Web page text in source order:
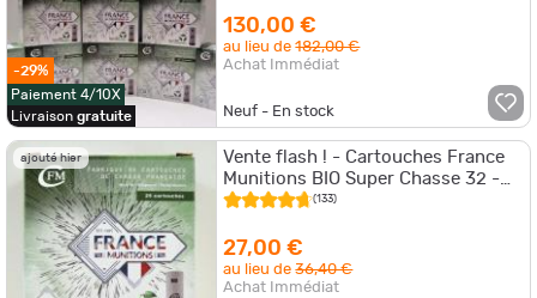
-29%
Paiement 4/10X
Livraison gratuite
130,00 €
au lieu de182,00 €
Achat Immédiat
Neuf - En stock
ajouté hier
Vente flash ! - Cartouches France
Munitions BIO Super Chasse 32 -
Cal.12/67 x2 boites
(133)
27,00 €
au lieu de36,40 €
Achat Immédiat